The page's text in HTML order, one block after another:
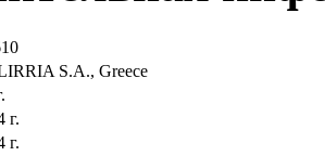
S.A., Greece
г.
г.